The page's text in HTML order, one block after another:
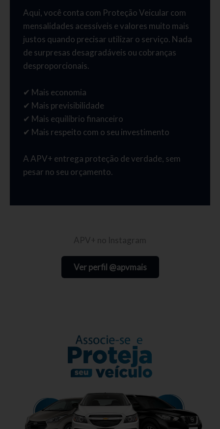
Aqui, você conta com Proteção Veicular com
mensalidades acessíveis e valores muito mais
justos quando precisar utilizar o serviço. Nada
de surpresas desagradáveis ou cobranças
desproporcionais.
✔ Mais economia
✔ Mais previsibilidade
✔ Mais equilíbrio financeiro
✔ Mais respeito com o seu investimento
A APV+ entrega proteção de verdade, sem
pesar no seu orçamento.
APV+ no Instagram
Ver perfil @apvmais